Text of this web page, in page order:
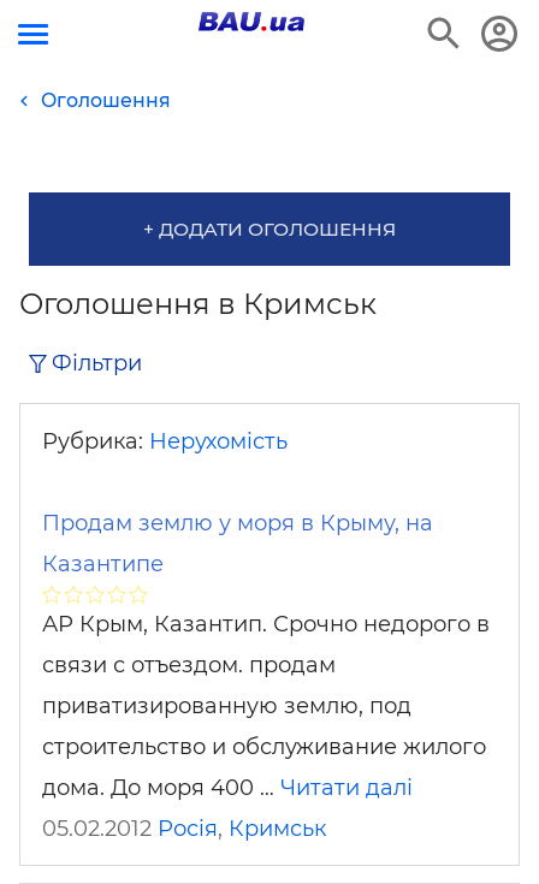
Оголошення
+ ДОДАТИ ОГОЛОШЕННЯ
Оголошення в Кримськ
Фільтри
Рубрика: Нерухомість
Продам землю у моря в Крыму, на
Казантипе
АР Крым, Казантип. Срочно недорого в
связи с отъездом. продам
приватизированную землю, под
строительство и обслуживание жилого
дома. До моря 400 … Читати далі
05.02.2012 Росія, Кримськ